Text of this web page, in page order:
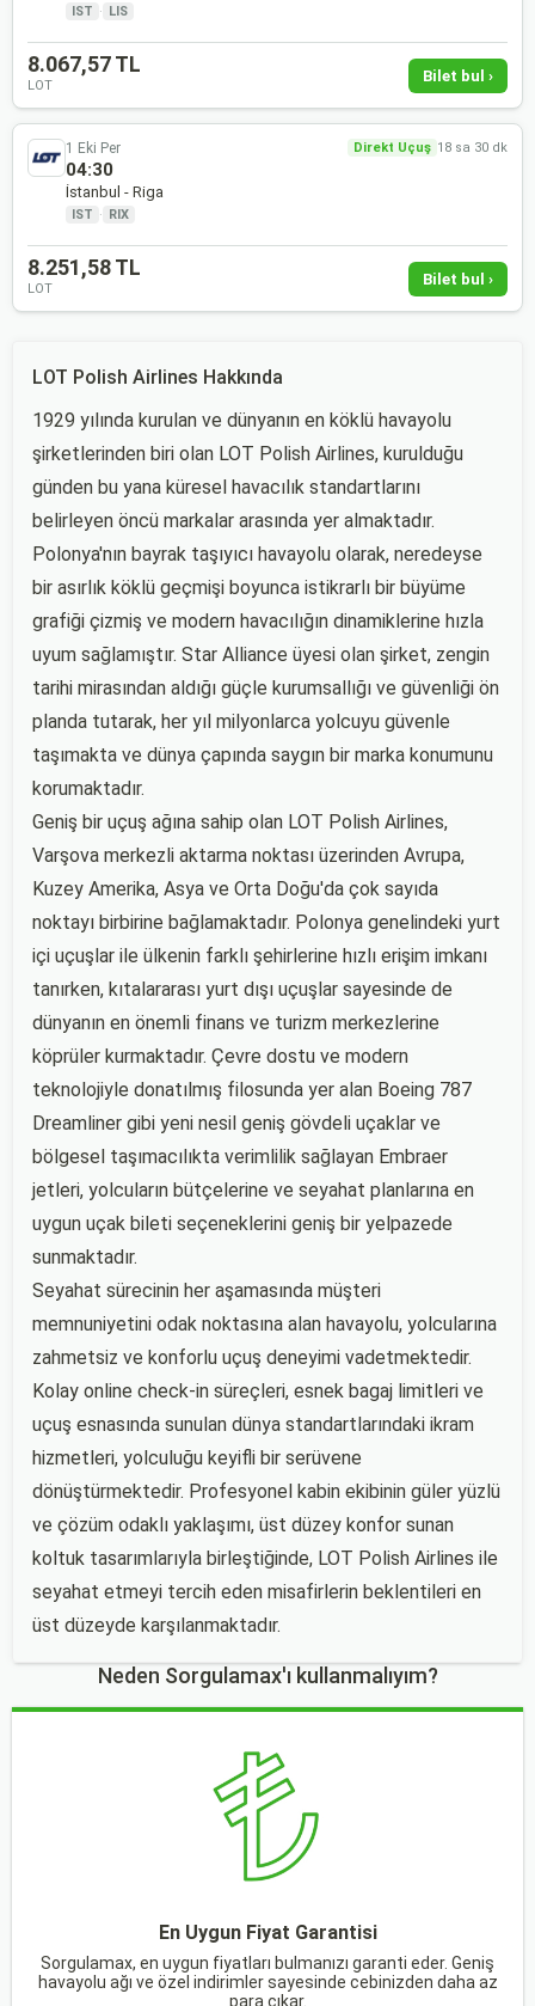
IST · LIS
8.067,57 TL
LOT
Bilet bul ›
1 Eki Per Direkt Uçuş 18 sa 30 dk
04:30
İstanbul - Riga
IST · RIX
8.251,58 TL
LOT
Bilet bul ›
LOT Polish Airlines Hakkında
1929 yılında kurulan ve dünyanın en köklü havayolu
şirketlerinden biri olan LOT Polish Airlines, kurulduğu
günden bu yana küresel havacılık standartlarını
belirleyen öncü markalar arasında yer almaktadır.
Polonya'nın bayrak taşıyıcı havayolu olarak, neredeyse
bir asırlık köklü geçmişi boyunca istikrarlı bir büyüme
grafiği çizmiş ve modern havacılığın dinamiklerine hızla
uyum sağlamıştır. Star Alliance üyesi olan şirket, zengin
tarihi mirasından aldığı güçle kurumsallığı ve güvenliği ön
planda tutarak, her yıl milyonlarca yolcuyu güvenle
taşımakta ve dünya çapında saygın bir marka konumunu
korumaktadır.
Geniş bir uçuş ağına sahip olan LOT Polish Airlines,
Varşova merkezli aktarma noktası üzerinden Avrupa,
Kuzey Amerika, Asya ve Orta Doğu'da çok sayıda
noktayı birbirine bağlamaktadır. Polonya genelindeki yurt
içi uçuşlar ile ülkenin farklı şehirlerine hızlı erişim imkanı
tanırken, kıtalararası yurt dışı uçuşlar sayesinde de
dünyanın en önemli finans ve turizm merkezlerine
köprüler kurmaktadır. Çevre dostu ve modern
teknolojiyle donatılmış filosunda yer alan Boeing 787
Dreamliner gibi yeni nesil geniş gövdeli uçaklar ve
bölgesel taşımacılıkta verimlilik sağlayan Embraer
jetleri, yolcuların bütçelerine ve seyahat planlarına en
uygun uçak bileti seçeneklerini geniş bir yelpazede
sunmaktadır.
Seyahat sürecinin her aşamasında müşteri
memnuniyetini odak noktasına alan havayolu, yolcularına
zahmetsiz ve konforlu uçuş deneyimi vadetmektedir.
Kolay online check-in süreçleri, esnek bagaj limitleri ve
uçuş esnasında sunulan dünya standartlarındaki ikram
hizmetleri, yolculuğu keyifli bir serüvene
dönüştürmektedir. Profesyonel kabin ekibinin güler yüzlü
ve çözüm odaklı yaklaşımı, üst düzey konfor sunan
koltuk tasarımlarıyla birleştiğinde, LOT Polish Airlines ile
seyahat etmeyi tercih eden misafirlerin beklentileri en
üst düzeyde karşılanmaktadır.
Neden Sorgulamax'ı kullanmalıyım?
En Uygun Fiyat Garantisi
Sorgulamax, en uygun fiyatları bulmanızı garanti eder. Geniş
havayolu ağı ve özel indirimler sayesinde cebinizden daha az
para çıkar.